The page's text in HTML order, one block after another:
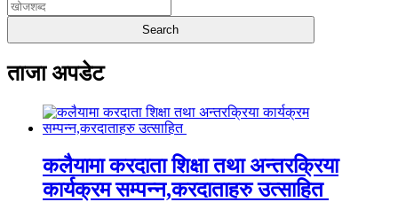
ताजा अपडेट
कलैयामा करदाता शिक्षा तथा अन्तरक्रिया
कार्यक्रम सम्पन्न,करदाताहरु उत्साहित